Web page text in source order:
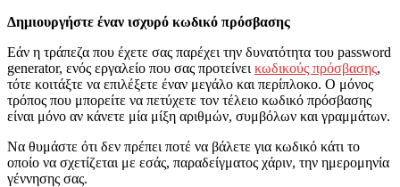
Δημιουργήστε έναν ισχυρό κωδικό πρόσβασης
Εάν η τράπεζα που έχετε σας παρέχει την δυνατότητα του password
generator, ενός εργαλείο που σας προτείνει κωδικούς πρόσβασης,
τότε κοιτάξτε να επιλέξετε έναν μεγάλο και περίπλοκο. Ο μόνος
τρόπος που μπορείτε να πετύχετε τον τέλειο κωδικό πρόσβασης
είναι μόνο αν κάνετε μία μίξη αριθμών, συμβόλων και γραμμάτων.
Να θυμάστε ότι δεν πρέπει ποτέ να βάλετε για κωδικό κάτι το
οποίο να σχετίζεται με εσάς, παραδείγματος χάριν, την ημερομηνία
γέννησης σας.